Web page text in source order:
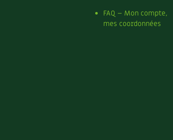
FAQ – Mon compte,
mes coordonnées